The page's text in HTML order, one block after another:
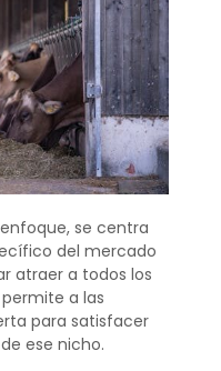
se centra
del mercado
atraer a todos los
a las
para satisfacer
ese nicho.